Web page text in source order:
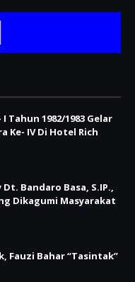
Tahun 1982/1983 Gelar
Ke- IV Di Hotel Rich
Bandaro Basa, S.IP.,
Dikagumi Masyarakat
Fauzi Bahar “Tasintak”